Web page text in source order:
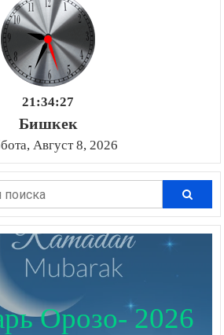
21:34:28
Бишкек
Август 8, 2026
Орозо- 2026